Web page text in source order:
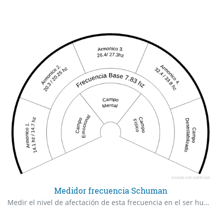
Medidor frecuencia Schuman
Medir el nivel de afectación de esta frecuencia en el ser humano